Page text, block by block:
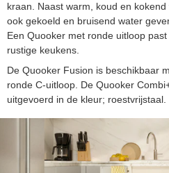
kraan. Naast warm, koud en
ook gekoeld en bruisend water
Een Quooker met ronde uitloop
rustige keukens.
De Quooker Fusion is beschikbaar
ronde C-uitloop. De Quooker
uitgevoerd in de kleur; roestvrijstaal.